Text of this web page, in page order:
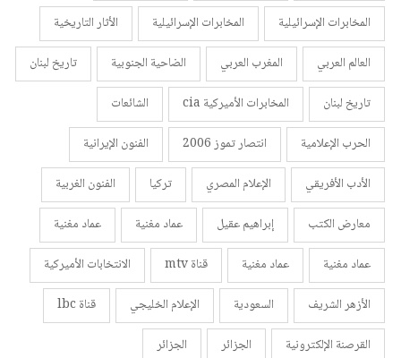
المخابرات الإسرائيلية
المخابرات الإسرائيلية
الأثار التاريخية
العالم العربي
المغرب العربي الضاحية الجنوبية
تاريخ لبنان
تاريخ لبنان
المخابرات الأميركية cia
الشائعات
الحرب الإعلامية
انتصار تموز 2006
الفنون الإيرانية
الأدب الأفريقي
الإعلام المصري تركيا
الفنون الغربية
معارض الكتب
إبراهيم عقيل عماد مغنية
عماد مغنية
عماد مغنية
عماد مغنية قناة mtv
الانتخابات الأميركية
الأزهر الشريف
السعودية الإعلام الخليجي
قناة lbc
القرصنة الإلكترونية
الجزائر
الجزائر